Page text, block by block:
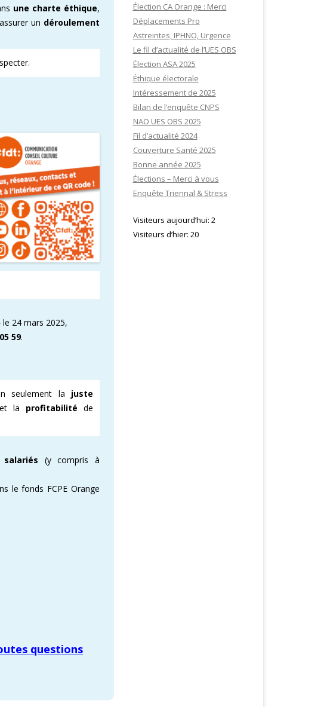
une charte éthique,
un déroulement
le 24 mars 2025,
59.
seulement la juste
la profitabilité de
(y compris à
le fonds FCPE Orange
questions
Élection CA Orange : Merci
Déplacements Pro
Astreintes, IPHNO, Urgence
Le fil d’actualité de l’UES OBS
Élection ASA 2025
Éthique électorale
Intéressement de 2025
Bilan de l’enquête CNPS
NAO UES OBS 2025
Fil d’actualité 2024
Couverture Santé 2025
Bonne année 2025
Élections – Merci à vous
Enquête Triennal & Stress
Visiteurs aujourd’hui: 2
Visiteurs d’hier: 20